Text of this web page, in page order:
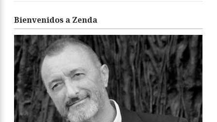
Bienvenidos a Zenda